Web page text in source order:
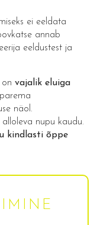
ei eeldata
annab
eeldustest ja
on vajalik eluiga
näol.
nupu kaudu.
kindlasti õppe